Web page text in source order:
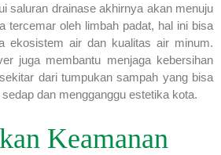
saluran drainase akhirnya akan menuju
tercemar oleh limbah padat, hal ini bisa
ekosistem air dan kualitas air minum.
juga membantu menjaga kebersihan
dari tumpukan sampah yang bisa
dan mengganggu estetika kota.
Keamanan